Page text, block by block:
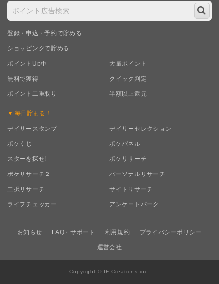
登録・申込・予約で貯める
ショッピングで貯める
ポイントUp中 大量ポイント
無料で獲得 クイック判定
ポイント二重取り 半額以上還元
毎日 貯まる！
デイリースタンプ デイリーセレクション
ポケくじ ポケパネル
スターを探せ! ポケリサーチ
ポケリサーチ２ パーソナルリサーチ
二択リサーチ サイトリサーチ
ライフチェッカー アンケートパーク
お知らせ FAQ・サポート 利用規約 プライバシーポリシー
運営会社
Copyright © IF Creations inc.